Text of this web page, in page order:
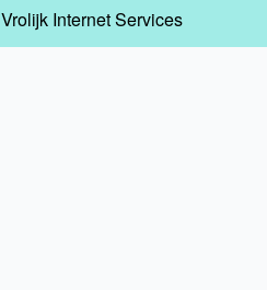
Vrolijk Internet Services